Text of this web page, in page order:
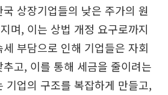
상장기업들의 낮은 주가의 원
며, 이는 상법 개정 요구로까지
부담으로 인해 기업들은 자회
고, 이를 통해 세금을 줄이려는
기업의 구조를 복잡하게 만들고,